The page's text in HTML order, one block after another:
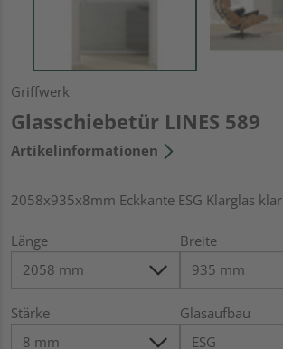
Griffwerk
Glasschiebetür LINES 589
Artikelinformationen
2058x935x8mm Eckkante ESG Klarglas klar
Länge Breite
Stärke Glasaufbau